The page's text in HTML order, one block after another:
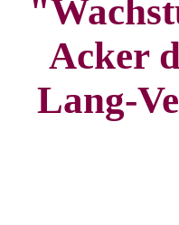
Acker
Lang-